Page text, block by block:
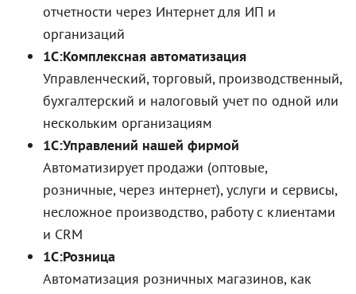
отчетности через Интернет для ИП и
организаций
1С:Комплексная автоматизация
Управленческий, торговый, производственный,
бухгалтерский и налоговый учет по одной или
нескольким организациям
1С:Управлений нашей фирмой
Автоматизирует продажи (оптовые,
розничные, через интернет), услуги и сервисы,
несложное производство, работу с клиентами
и CRM
1С:Розница
Автоматизация розничных магазинов, как